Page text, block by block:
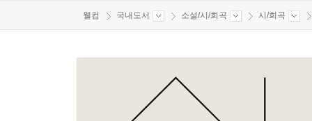
웰컴 국내도서 소설/시/희곡 시/희곡